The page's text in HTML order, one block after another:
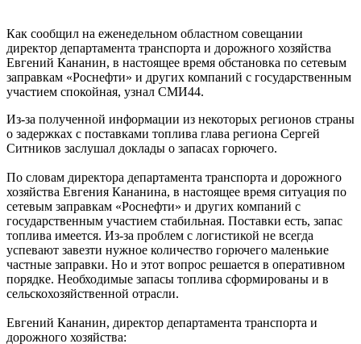
Как сообщил на еженедельном областном совещании
директор департамента транспорта и дорожного хозяйства
Евгений Кананин, в настоящее время обстановка по сетевым
заправкам «Роснефти» и других компаний с государственным
участием спокойная, узнал СМИ44.
Из-за полученной информации из некоторых регионов страны
о задержках с поставками топлива глава региона Сергей
Ситников заслушал доклады о запасах горючего.
По словам директора департамента транспорта и дорожного
хозяйства Евгения Кананина, в настоящее время ситуация по
сетевым заправкам «Роснефти» и других компаний с
государственным участием стабильная. Поставки есть, запас
топлива имеется. Из-за проблем с логистикой не всегда
успевают завезти нужное количество горючего маленькие
частные заправки. Но и этот вопрос решается в оперативном
порядке. Необходимые запасы топлива сформированы и в
сельскохозяйственной отрасли.
Евгений Кананин, директор департамента транспорта и
дорожного хозяйства: